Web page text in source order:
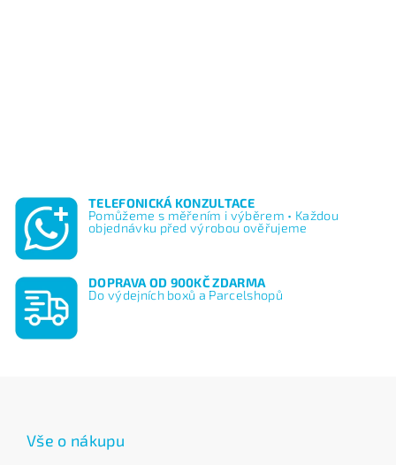
TELEFONICKÁ KONZULTACE
Pomůžeme s měřením i výběrem • Každou
objednávku před výrobou ověřujeme
DOPRAVA OD 900KČ ZDARMA
Do výdejních boxů a Parcelshopů
Vše o nákupu